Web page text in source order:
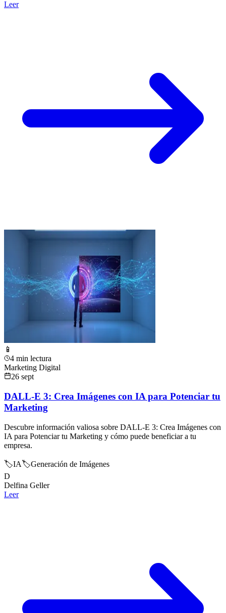
Leer
📱
4 min lectura
Marketing Digital
26 sept
DALL-E 3: Crea Imágenes con IA para Potenciar tu
Marketing
Descubre información valiosa sobre DALL-E 3: Crea Imágenes con
IA para Potenciar tu Marketing y cómo puede beneficiar a tu
empresa.
🏷️IA🏷️Generación de Imágenes
D
Delfina Geller
Leer